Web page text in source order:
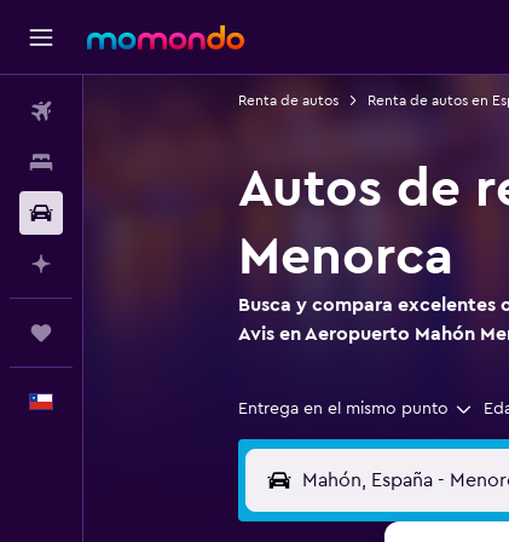
Renta de autos Renta de autos en
Autos de
Menorca
Busca y compara excelentes
Avis en Aeropuerto Mahón
Entrega en el mismo punto